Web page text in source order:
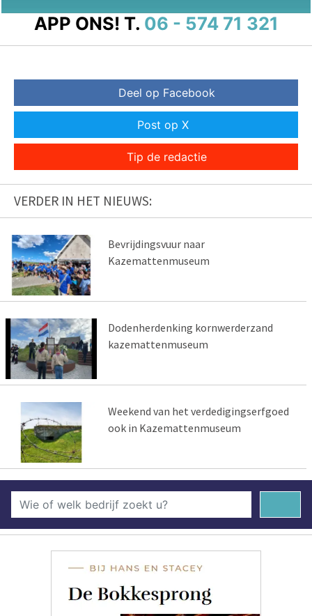
APP ONS! T. 06 - 574 71 321
Deel op Facebook
Post op X
Tip de redactie
VERDER IN HET NIEUWS:
Bevrijdingsvuur naar
Kazemattenmuseum
Dodenherdenking kornwerderzand
kazemattenmuseum
Weekend van het verdedigingserfgoed
ook in Kazemattenmuseum